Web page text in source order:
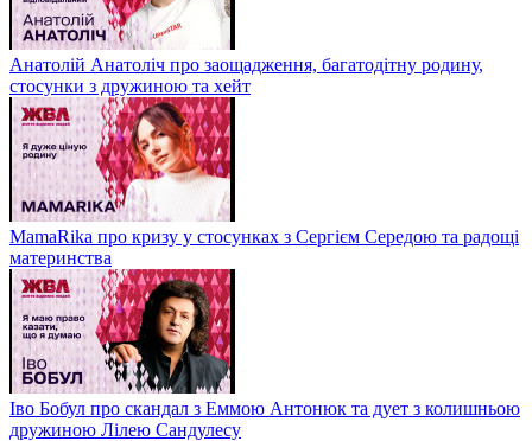
Анатолій Анатоліч про заощадження, багатодітну родину,
стосунки з дружиною та хейт
MamaRika про кризу у стосунках з Сергієм Середою та радощі
материнства
Іво Бобул про скандал з Еммою Антонюк та дует з колишньою
дружиною Лілею Сандулесу